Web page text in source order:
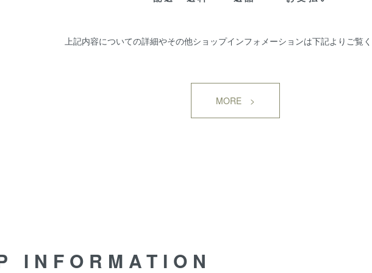
上記内容についての詳細やその他ショップインフォメーションは下記よりご覧
MORE >
INFORMATION